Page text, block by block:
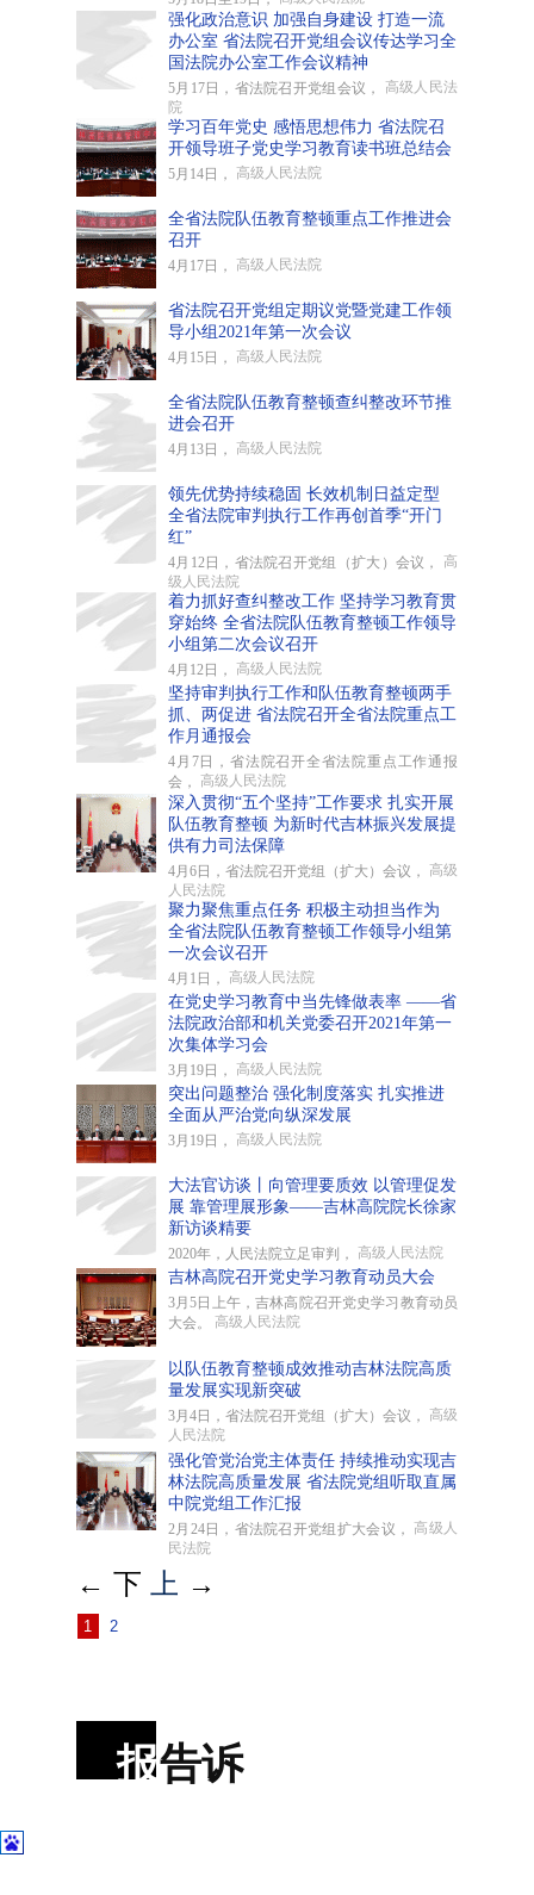
强化政治意识 加强自身建设 打造一流
办公室 省法院召开党组会议传达学习全
国法院办公室工作会议精神
5月17日，省法院召开党组会议， 高级人民法
院
学习百年党史 感悟思想伟力 省法院召
开领导班子党史学习教育读书班总结会
5月14日， 高级人民法院
全省法院队伍教育整顿重点工作推进会
召开
4月17日， 高级人民法院
省法院召开党组定期议党暨党建工作领
导小组2021年第一次会议
4月15日， 高级人民法院
全省法院队伍教育整顿查纠整改环节推
进会召开
4月13日， 高级人民法院
​领先优势持续稳固 长效机制日益定型
全省法院审判执行工作再创首季“开门
红”
4月12日，省法院召开党组（扩大）会议， 高
级人民法院
着力抓好查纠整改工作 坚持学习教育贯
穿始终 全省法院队伍教育整顿工作领导
小组第二次会议召开
4月12日， 高级人民法院
坚持审判执行工作和队伍教育整顿两手
抓、两促进 省法院召开全省法院重点工
作月通报会
4月7日，省法院召开全省法院重点工作通报
会， 高级人民法院
深入贯彻“五个坚持”工作要求 扎实开展
队伍教育整顿 为新时代吉林振兴发展提
供有力司法保障
4月6日，省法院召开党组（扩大）会议， 高级
人民法院
聚力聚焦重点任务 积极主动担当作为
全省法院队伍教育整顿工作领导小组第
一次会议召开
4月1日， 高级人民法院
在党史学习教育中当先锋做表率 ——省
法院政治部和机关党委召开2021年第一
次集体学习会
3月19日， 高级人民法院
突出问题整治 强化制度落实 扎实推进
全面从严治党向纵深发展
3月19日， 高级人民法院
大法官访谈丨向管理要质效 以管理促发
展 靠管理展形象——吉林高院院长徐家
新访谈精要
2020年，人民法院立足审判， 高级人民法院
吉林高院召开党史学习教育动员大会
3月5日上午，吉林高院召开党史学习教育动员
大会。 高级人民法院
以队伍教育整顿成效推动吉林法院高质
量发展实现新突破
3月4日，省法院召开党组（扩大）会议， 高级
人民法院
强化管党治党主体责任 持续推动实现吉
林法院高质量发展 省法院党组听取直属
中院党组工作汇报
2月24日，省法院召开党组扩大会议， 高级人
民法院
← 下 上 →
1 2
报告诉